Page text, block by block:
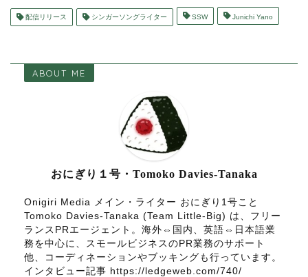
配信リリース シンガーソングライター SSW Junichi Yano
ABOUT ME
おにぎり１号・Tomoko Davies-Tanaka
Onigiri Media メイン・ライター おにぎり1号こと
Tomoko Davies-Tanaka (Team Little-Big) は、フリー
ランスPRエージェント。海外⇔国内、英語⇔日本語業
務を中心に、スモールビジネスのPR業務のサポート
他、コーディネーションやブッキングも行っています。
インタビュー記事 https://ledgeweb.com/740/